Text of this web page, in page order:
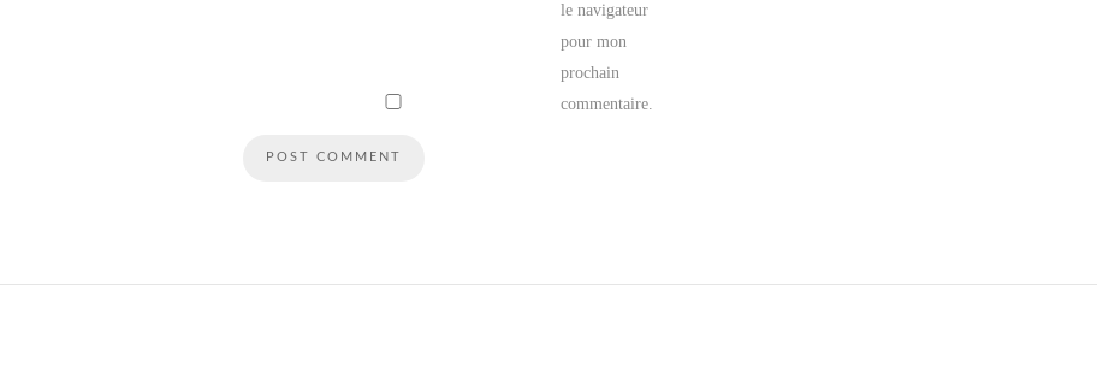
le navigateur
pour mon
prochain
commentaire.